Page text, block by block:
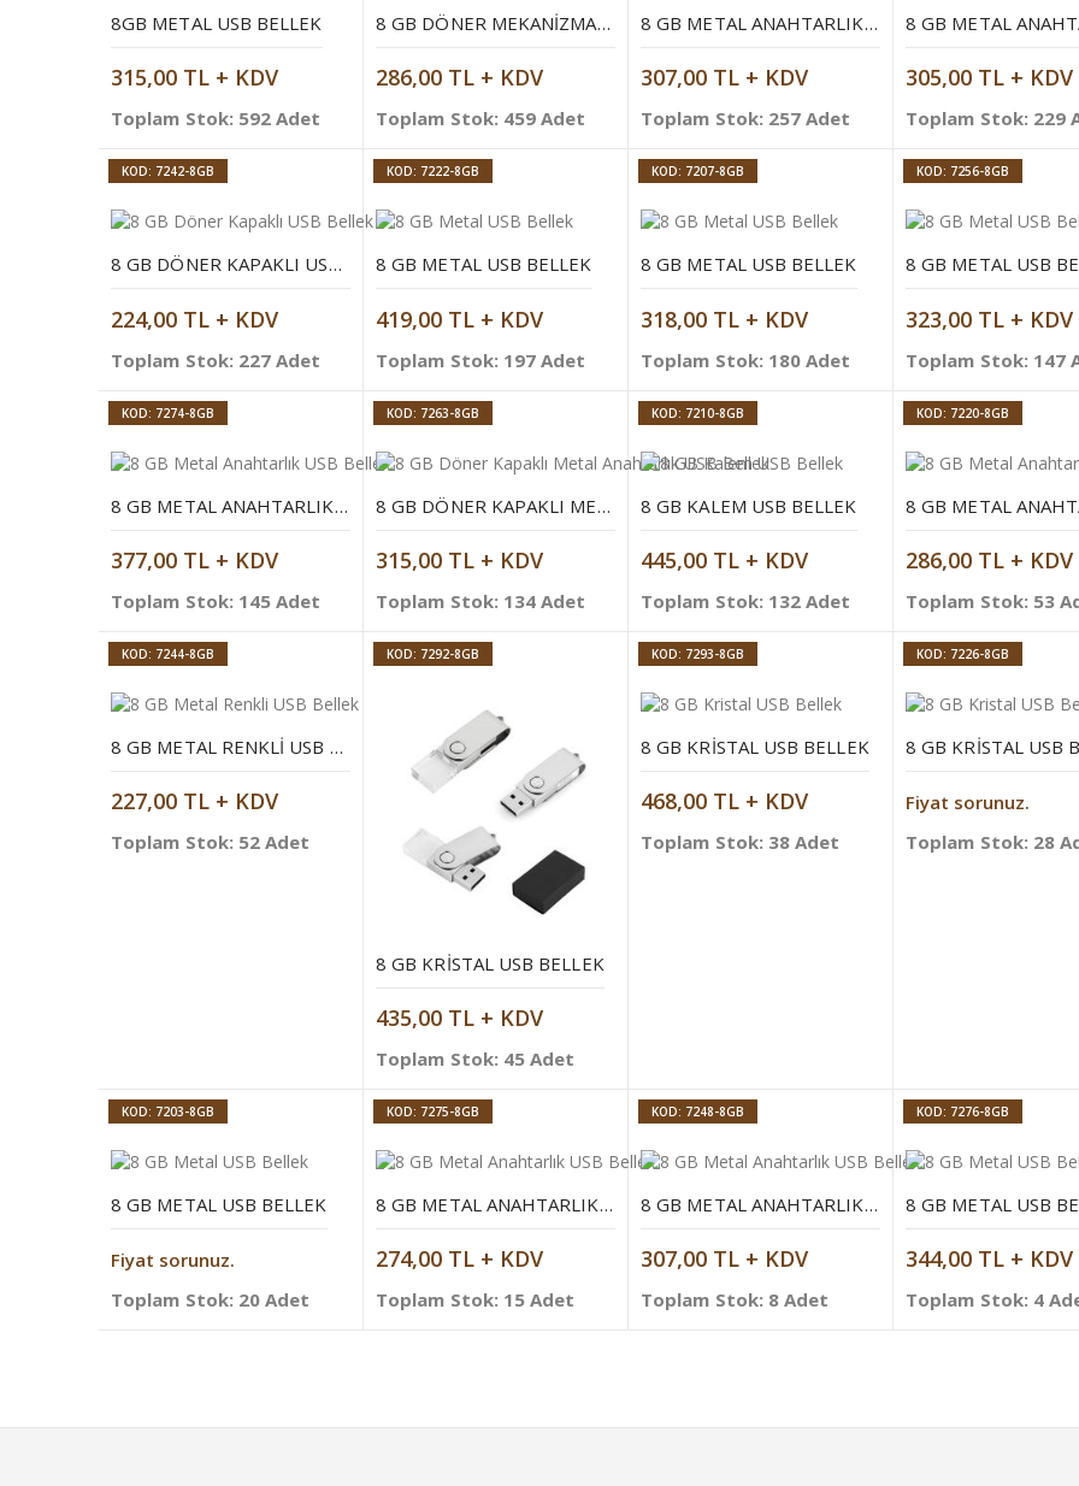
8GB METAL USB BELLEK
315,00 TL + KDV
Toplam Stok: 592 Adet
8 GB DÖNER MEKANIZMALI PLASTIK USB BELLEK
286,00 TL + KDV
Toplam Stok: 459 Adet
8 GB METAL ANAHTARLIK USB BELLEK
307,00 TL + KDV
Toplam Stok: 257 Adet
305,00 TL + KDV
Toplam Stok: 229
KOD: 7242-8GB
8 GB DÖNER KAPAKLI USB BELLEK
224,00 TL + KDV
Toplam Stok: 227 Adet
KOD: 7222-8GB
8 GB METAL USB BELLEK
419,00 TL + KDV
Toplam Stok: 197 Adet
KOD: 7207-8GB
8 GB METAL USB BELLEK
318,00 TL + KDV
Toplam Stok: 180 Adet
KOD: 7256-8GB
323,00 TL + KDV
Toplam Stok: 147
KOD: 7274-8GB
8 GB METAL ANAHTARLIK USB BELLEK
377,00 TL + KDV
Toplam Stok: 145 Adet
KOD: 7263-8GB
8 GB DÖNER KAPAKLI METAL ANAHTARLIK USB BELLEK
315,00 TL + KDV
Toplam Stok: 134 Adet
KOD: 7210-8GB
8 GB KALEM USB BELLEK
445,00 TL + KDV
Toplam Stok: 132 Adet
KOD: 7220-8GB
286,00 TL + KDV
Toplam Stok: 53
KOD: 7244-8GB
8 GB METAL RENKLI USB BELLEK
227,00 TL + KDV
Toplam Stok: 52 Adet
KOD: 7292-8GB
8 GB KRISTAL USB BELLEK
435,00 TL + KDV
Toplam Stok: 45 Adet
KOD: 7293-8GB
8 GB KRISTAL USB BELLEK
468,00 TL + KDV
Toplam Stok: 38 Adet
KOD: 7226-8GB
8 GB KRISTAL USB
Fiyat sorunuz.
Toplam Stok: 28
KOD: 7203-8GB
8 GB METAL USB BELLEK
Fiyat sorunuz.
Toplam Stok: 20 Adet
KOD: 7275-8GB
8 GB METAL ANAHTARLIK USB BELLEK
274,00 TL + KDV
Toplam Stok: 15 Adet
KOD: 7248-8GB
8 GB METAL ANAHTARLIK USB BELLEK
307,00 TL + KDV
Toplam Stok: 8 Adet
KOD: 7276-8GB
8 GB METAL USB
344,00 TL + KDV
Toplam Stok: 4